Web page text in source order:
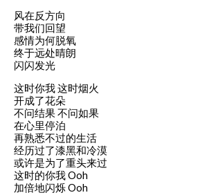
风在反方向
带我们回望
感情为何脱氧
终于远处晴朗
闪闪发光
这时你我 这时烟火
开成了花朵
不问结果 不问如果
在心里停泊
再熟悉不过的生活
经历过了漆黑和冷漠
或许是为了重头来过
这时的你我 Ooh
加倍地闪烁 Ooh